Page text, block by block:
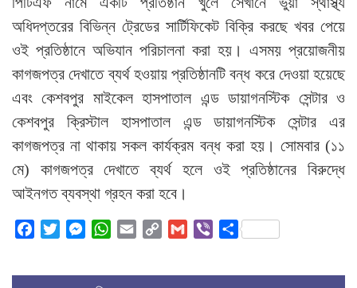
অধিদপ্তরের বিভিন্ন ট্রেডের সার্টিফিকেট বিক্রি করছে খবর পেয়ে
ওই প্রতিষ্ঠানে অভিযান পরিচালনা করা হয়। এসময় প্রয়োজনীয়
কাগজপত্র দেখাতে ব্যর্থ হওয়ায় প্রতিষ্ঠানটি বন্ধ করে দেওয়া হয়েছে
এবং কেশবপুর মাইকেল হাসপাতাল এন্ড ডায়াগনস্টিক সেন্টার ও
কেশবপুর ক্রিস্টাল হাসপাতাল এন্ড ডায়াগনস্টিক সেন্টার এর
কাগজপত্র না থাকায় সকল কার্যক্রম বন্ধ করা হয়। সোমবার (১১
মে) কাগজপত্র দেখাতে ব্যর্থ হলে ওই প্রতিষ্ঠানের বিরুদ্ধে
আইনগত ব্যবস্থা গ্রহন করা হবে।
Facebook
TwitterMessengerWhatsApp
Email
Copy
Gmail ViberShare